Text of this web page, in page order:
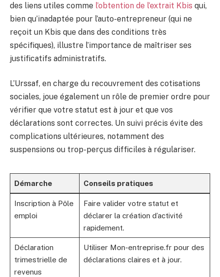
des liens utiles comme l’obtention de l’extrait Kbis qui,
bien qu’inadaptée pour l’auto-entrepreneur (qui ne
reçoit un Kbis que dans des conditions très
spécifiques), illustre l’importance de maîtriser ses
justificatifs administratifs.
L’Urssaf, en charge du recouvrement des cotisations
sociales, joue également un rôle de premier ordre pour
vérifier que votre statut est à jour et que vos
déclarations sont correctes. Un suivi précis évite des
complications ultérieures, notamment des
suspensions ou trop-perçus difficiles à régulariser.
Démarche Conseils pratiques
Inscription à Pôle
emploi
Faire valider votre statut et
déclarer la création d’activité
rapidement.
Déclaration
trimestrielle de
revenus
Utiliser Mon-entreprise.fr pour des
déclarations claires et à jour.